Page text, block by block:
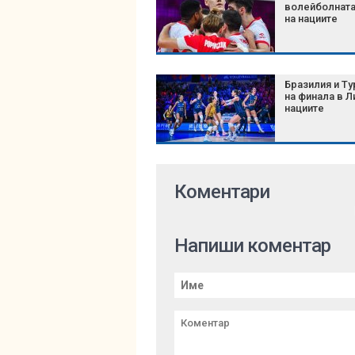
на нациите
Бразилия и
на финала в
нациите
Коментари
Напиши коментар